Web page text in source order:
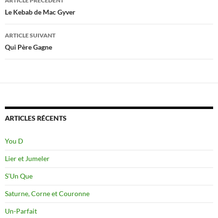
des
articles
Le Kebab de Mac Gyver
ARTICLE SUIVANT
Qui Père Gagne
ARTICLES RÉCENTS
You D
Lier et Jumeler
S’Un Que
Saturne, Corne et Couronne
Un-Parfait